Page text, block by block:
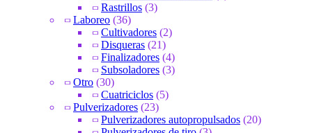
Rastrillos (3)
Laboreo (36)
Cultivadores (2)
Disqueras (21)
Finalizadores (4)
Subsoladores (3)
Otro (30)
Cuatriciclos (5)
Pulverizadores (23)
Pulverizadores autopropulsados (20)